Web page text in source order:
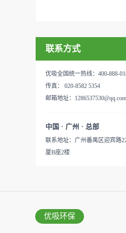
所、使用方法：
效去除挥发性有
所、使用方法：见
在甲醛领域是非
以辅助净化空气，
用。放在车里不
的研发出治理甲
我们的“醛博士”
产
无定形碳，也有排
体碳。优吸活性
吸附性，广泛应用
活中。主要功能：
用范围：汽车、冰
联系方式
优吸全国统一热线：400-888-
传真： 020-8582 5354
邮箱地址：1286537530@qq.com
中国 · 广州 · 总部
联系地址：广州番禺区迎宾路
厦B座2楼
优吸环保